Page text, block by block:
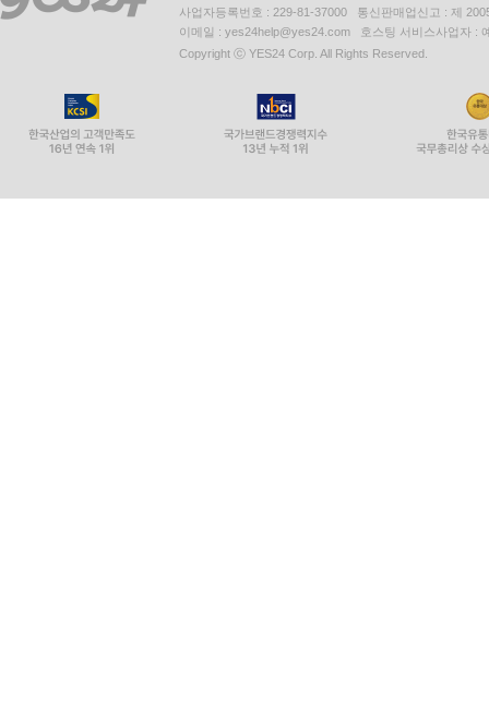
사업자등록번호 : 229-81-37000 통신판매업신고 : 제
이메일 : yes24help@yes24.com 호스팅 서비스사업자 :
Copyright ⓒ YES24 Corp. All Rights Reserved.